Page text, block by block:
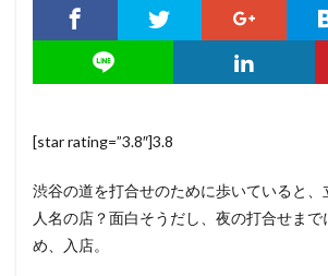
[star rating=”3.8″]3.8
渋谷の道を打合せのために歩いていると、
人名の店？面白そうだし、夜の打合せまで
め、入店。